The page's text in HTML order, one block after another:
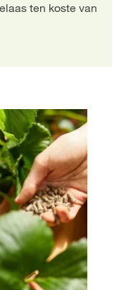
ten koste van